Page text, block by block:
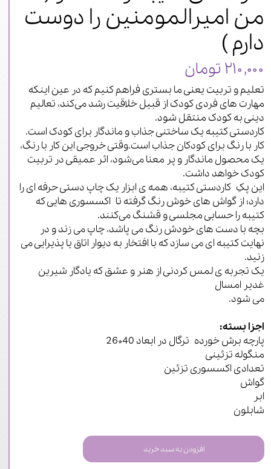
من امیرالمومنین را دوست
دارم )
۲۱۰,۰۰۰ تومان
تعلیم و تربیت یعنی ما بستری فراهم کنیم که در عین اینکه
مهارت های فردی کودک از قبیل خلاقیت رشد می‌کند، تعالیم
دینی به کودک منتقل شود.
کاردستی کتیبه یک ساختنی جذاب و ماندگار برای کودک است.
کار با رنگ برای کودکان جذاب است.وقتی خروجی این کار با رنگ،
یک محصول ماندگار و پر معنا می‌شود، اثر عمیقی در تربیت
کودک خواهد داشت.
این پکِ کاردستی کتیبه، همه ی ابزار یک چاپ دستی حرفه ای را
دارد؛ از گواش های خوش رنگ گرفته تا اکسسوری هایی که
کتیبه را حسابی مجلسی و قشنگ می‌کنند.
بچه با دست های خودش رنگ می پاشد، چاپ می زند و در
نهایت کتیبه ای می سازد که با افتخار به دیوار اتاق یا پذیرایی می
زنید.
یک تجربه ی لمس کردنی از هنر و عشق که یادگار شیرین
غدیر امسال
می شود.
اجزا بسته:
پارچه برش خورده ترگال در ابعاد 40*26
منگوله تزئینی
تعدادی اکسسوری تزئین
گواش
ابر
شابلون
افزودن به سبد خرید